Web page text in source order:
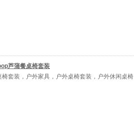
芦蒲餐桌椅套装
椅套装，户外家具，户外桌椅套装，户外休闲桌椅